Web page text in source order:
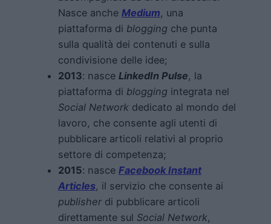
Nasce anche Medium, una
piattaforma di blogging che punta
sulla qualità dei contenuti e sulla
condivisione delle idee;
2013: nasce LinkedIn Pulse, la
piattaforma di blogging integrata nel
Social Network dedicato al mondo del
lavoro, che consente agli utenti di
pubblicare articoli relativi al proprio
settore di competenza;
2015: nasce Facebook Instant
Articles, il servizio che consente ai
publisherdi pubblicare articoli
direttamente sul Social Network,